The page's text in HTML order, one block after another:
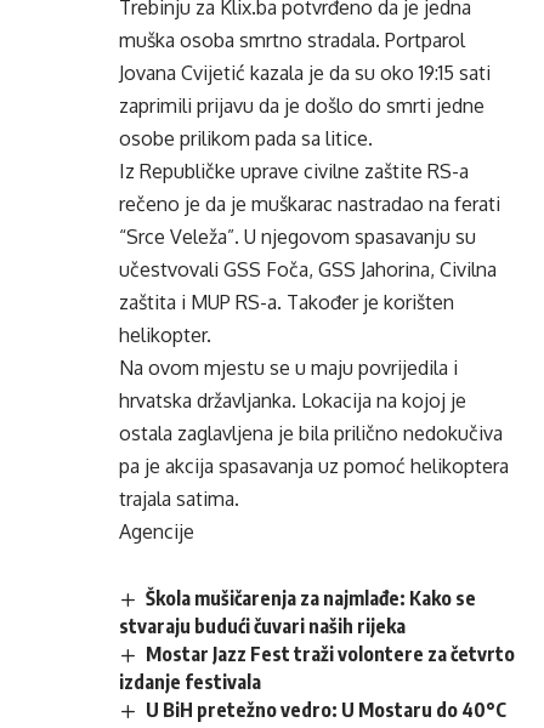
Trebinju za Klix.ba potvrđeno da je jedna
muška osoba smrtno stradala. Portparol
Jovana Cvijetić kazala je da su oko 19:15 sati
zaprimili prijavu da je došlo do smrti jedne
osobe prilikom pada sa litice.
Iz Republičke uprave civilne zaštite RS-a
rečeno je da je muškarac nastradao na ferati
“Srce Veleža”. U njegovom spasavanju su
učestvovali GSS Foča, GSS Jahorina, Civilna
zaštita i MUP RS-a. Također je korišten
helikopter.
Na ovom mjestu se u maju povrijedila i
hrvatska državljanka. Lokacija na kojoj je
ostala zaglavljena je bila prilično nedokučiva
pa je akcija spasavanja uz pomoć helikoptera
trajala satima.
Agencije
Škola mušičarenja za najmlađe: Kako se
stvaraju budući čuvari naših rijeka
Mostar Jazz Fest traži volontere za četvrto
izdanje festivala
U BiH pretežno vedro: U Mostaru do 40°C